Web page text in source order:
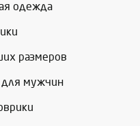
одежда
размеров
для мужчин